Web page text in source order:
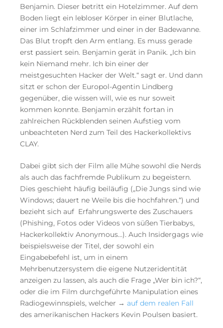
Benjamin. Dieser betritt ein Hotelzimmer. Auf dem
Boden liegt ein lebloser Körper in einer Blutlache,
einer im Schlafzimmer und einer in der Badewanne.
Das Blut tropft den Arm entlang. Es muss gerade
erst passiert sein. Benjamin gerät in Panik. „Ich bin
kein Niemand mehr. Ich bin einer der
meistgesuchten Hacker der Welt.“ sagt er. Und dann
sitzt er schon der Europol-Agentin Lindberg
gegenüber, die wissen will, wie es nur soweit
kommen konnte. Benjamin erzählt fortan in
zahlreichen Rückblenden seinen Aufstieg vom
unbeachteten Nerd zum Teil des Hackerkollektivs
CLAY.
Dabei gibt sich der Film alle Mühe sowohl die Nerds
als auch das fachfremde Publikum zu begeistern.
Dies geschieht häufig beiläufig („Die Jungs sind wie
Windows; dauert ne Weile bis die hochfahren.“) und
bezieht sich auf Erfahrungswerte des Zuschauers
(Phishing, Fotos oder Videos von süßen Tierbabys,
Hackerkollektiv Anonymous…). Auch Insidergags wie
beispielsweise der Titel, der sowohl ein
Eingabebefehl ist, um in einem
Mehrbenutzersystem die eigene Nutzeridentität
anzeigen zu lassen, als auch die Frage „Wer bin ich?“,
oder die im Film durchgeführte Manipulation eines
Radiogewinnspiels, welcher → auf dem realen Fall
des amerikanischen Hackers Kevin Poulsen basiert.